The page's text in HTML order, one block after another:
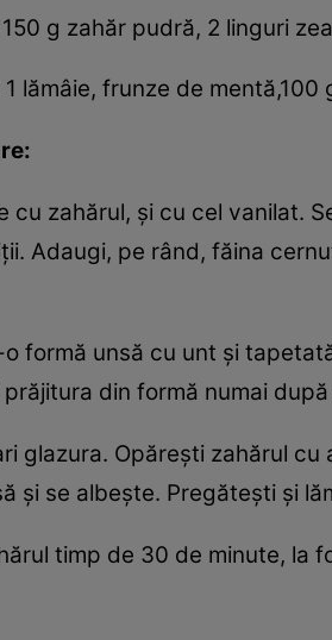
150 g zahăr pudră, 2 linguri
1 lămâie, frunze de mentă,100
cu zahărul, şi cu cel vanilat.
Adaugi, pe rând, făina
o formă unsă cu unt şi
din formă numai
glazura. Opăreşti zahărul
şi se albeşte. Pregăteşti şi
timp de 30 de minute, la